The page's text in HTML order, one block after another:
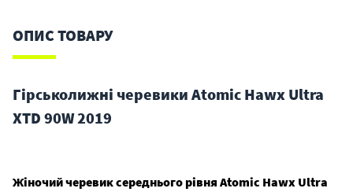
ОПИС ТОВАРУ
Гірськолижні черевики Atomic Hawx Ultra
XTD 90W 2019
Жіночий черевик середнього рівня Atomic Hawx Ultra